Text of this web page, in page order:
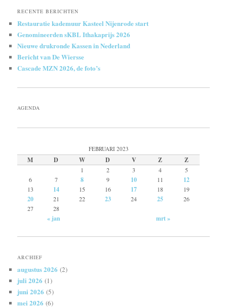
RECENTE BERICHTEN
Restauratie kademuur Kasteel Nijenrode start
Genomineerden sKBL Ithakaprijs 2026
Nieuwe drukronde Kassen in Nederland
Bericht van De Wiersse
Cascade MZN 2026, de foto’s
AGENDA
FEBRUARI 2023
M D W D V Z Z
1 2 3 4
5
6
7 8 9 10 11 12
13 14 15 16 17 18 19
20 21 22 23 24 25
26
27
28
« jan mrt »
ARCHIEF
augustus 2026 (2)
juli 2026 (1)
juni 2026 (5)
mei 2026 (6)